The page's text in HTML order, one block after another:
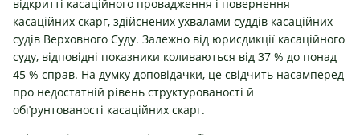
відкритті касаційного провадження і повернення
касаційних скарг, здійснених ухвалами суддів касаційних
судів Верховного Суду. Залежно від юрисдикції касаційного
суду, відповідні показники коливаються від 37 % до понад
45 % справ. На думку доповідачки, це свідчить насамперед
про недостатній рівень структурованості й
обґрунтованості касаційних скарг.